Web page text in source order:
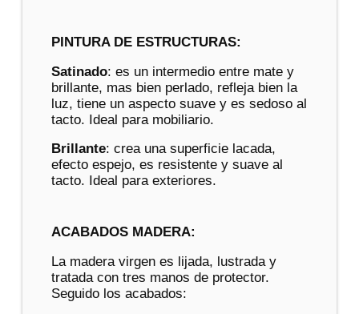
PINTURA DE ESTRUCTURAS:
Satinado: es un intermedio entre mate y
brillante, mas bien perlado, refleja bien la
luz, tiene un aspecto suave y es sedoso al
tacto. Ideal para mobiliario.
Brillante: crea una superficie lacada,
efecto espejo, es resistente y suave al
tacto. Ideal para exteriores.
ACABADOS MADERA:
La madera virgen es lijada, lustrada y
tratada con tres manos de protector.
Seguido los acabados: